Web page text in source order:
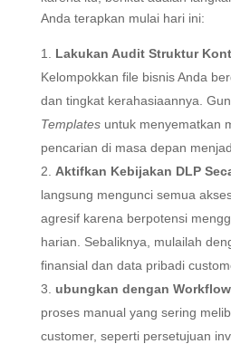
Anda terapkan mulai hari ini:
Lakukan Audit Struktur
Kelompokkan file bisnis Anda
dan tingkat kerahasiaannya.
Templatesuntuk menyematkan
pencarian di masa depan
Aktifkan Kebijakan DLP
langsung mengunci semua
agresif karena berpotensi
harian. Sebaliknya, mulailah
finansial dan data pribadi
ubungkan dengan
proses manual yang sering
customer, seperti persetujuan